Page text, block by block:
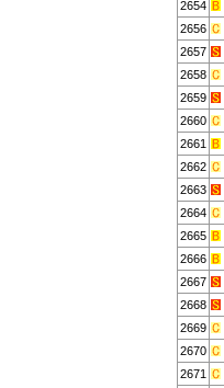
2654
2656
2657
2658
2659
2660
2661
2662
2663
2664
2665
2666
2667
2668
2669
2670
2671